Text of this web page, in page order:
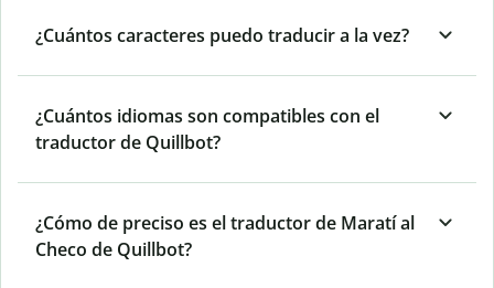
¿Cuántos caracteres puedo traducir a la vez?
¿Cuántos idiomas son compatibles con el
traductor de Quillbot?
¿Cómo de preciso es el traductor de Maratí al
Checo de Quillbot?